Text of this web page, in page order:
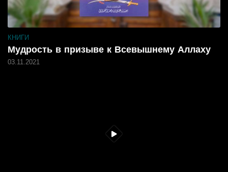
КНИГИ
Мудрость в призыве к Всевышнему Аллаху
03.11.2021